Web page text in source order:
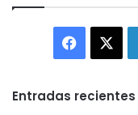
Entradas recientes